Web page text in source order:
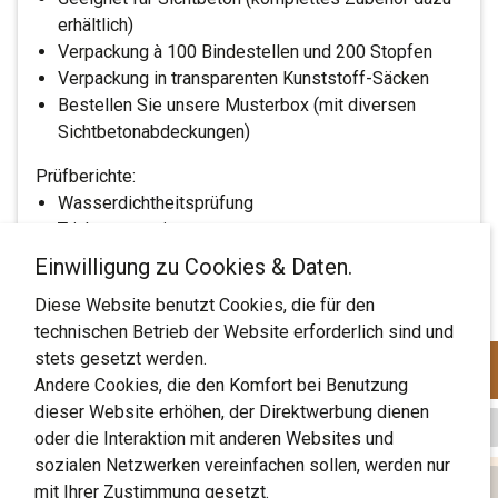
Feuerwiderstand Prüfbericht BEGON BEGON PLUS
Prüfungbericht chemische Beständigkeit
Prüfbericht Trinkwasser
Wasserdichtigkeitsprüfungen BEGON BEGON PLUS
Beschaffungszeit 5 Tage.
Feuerwiderstand Prüfbericht BEGON BEGON PLUS
Prüfungbericht chemische Beständigkeit
1.2m x 1m x 1.3m (L x B x H) stapelbar
2 Paletten ab Lager
Login
Preise inklusive 0% TZ (Tagesaktuell)
BEGON BEGON PLUS Luftschalldaemmung
Feuerwiderstand Prüfbericht BEGON BEGON PLUS
Prüfungbericht chemische Beständigkeit
Palette, 800 Stk.
0.16 CHF
1.2m x 1m x 1.4m (L x B x H) stapelbar
-
Login
Preise inklusive 0% TZ (Tagesaktuell)
erhältlich)
Verpackung à 100 Bindestellen und 200 Stopfen
Verpackung in transparenten Kunststoff-Säcken
Bestellen Sie unsere Musterbox (mit diversen
Sichtbetonabdeckungen)
Prüfberichte:
Wasserdichtheitsprüfung
Trinkwassereignung
Brandverhalten F180
Luftschalldämmung
Aggressive Gewässer
verfügbar ø innen mm
Sortiere aufsteigend nach
ø innen mm
22 365
BE-GON® PLUS ø22mm, L=365mm
22
Einwilligung zu Cookies & Daten.
Diese Website benutzt Cookies, die für den
technischen Betrieb der Website erforderlich sind und
stets gesetzt werden.
Andere Cookies, die den Komfort bei Benutzung
dieser Website erhöhen, der Direktwerbung dienen
oder die Interaktion mit anderen Websites und
sozialen Netzwerken vereinfachen sollen, werden nur
mit Ihrer Zustimmung gesetzt.